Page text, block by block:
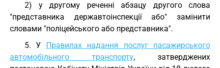
2) у другому реченні абзацу другого слова
"представника державтоінспекції або" замінити
словами "поліцейського або представника".
5. У Правилах надання послуг пасажирського
автомобільного транспорту, затверджених